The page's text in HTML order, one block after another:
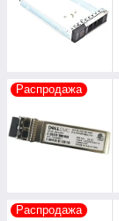
Распродажа
Распродажа